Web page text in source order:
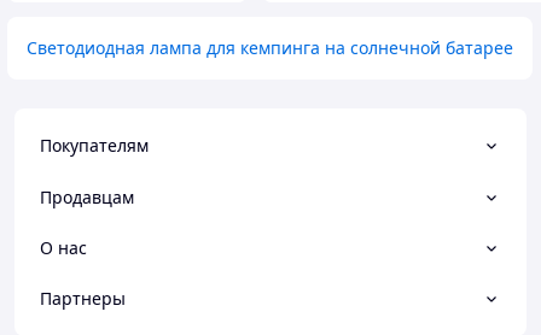
Светодиодная лампа для кемпинга на солнечной батарее
Покупателям
Продавцам
О нас
Партнеры